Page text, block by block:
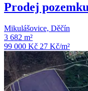
Prodej
Mikulášovice, Děčín
3 682 m²
99 000 Kč 27 Kč/m²